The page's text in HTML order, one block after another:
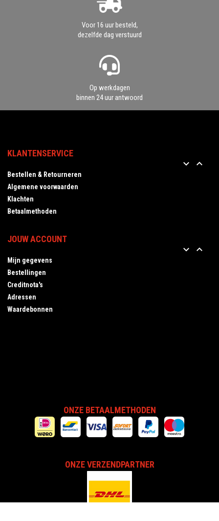
Voor 16 uur besteld,
dezelfde dag verstuurd
Op werkdagen
binnen 24 uur antwoord
KLANTENSERVICE
 
Bestellen & Retourneren
Algemene voorwaarden
Klachten
Betaalmethoden
JOUW ACCOUNT
 
Mijn gegevens
Bestellingen
Creditnota's
Adressen
Waardebonnen
ONZE BETAALMETHODEN
ONZE VERZENDPARTNER